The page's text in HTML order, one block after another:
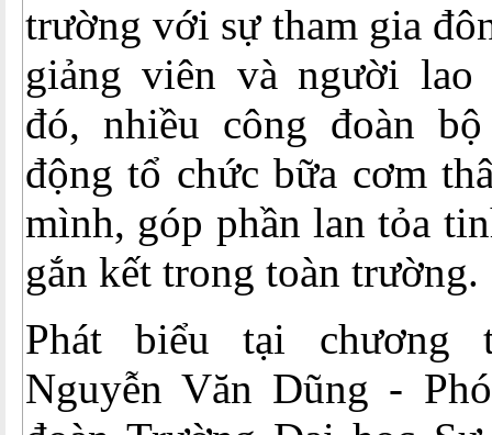
trường với sự tham gia
giảng viên và người lao
đó, nhiều công đoàn
động tổ chức bữa cơm
mình, góp phần lan tỏa
gắn kết trong toàn trường.
Phát biểu tại chương
Nguyễn Văn Dũng -